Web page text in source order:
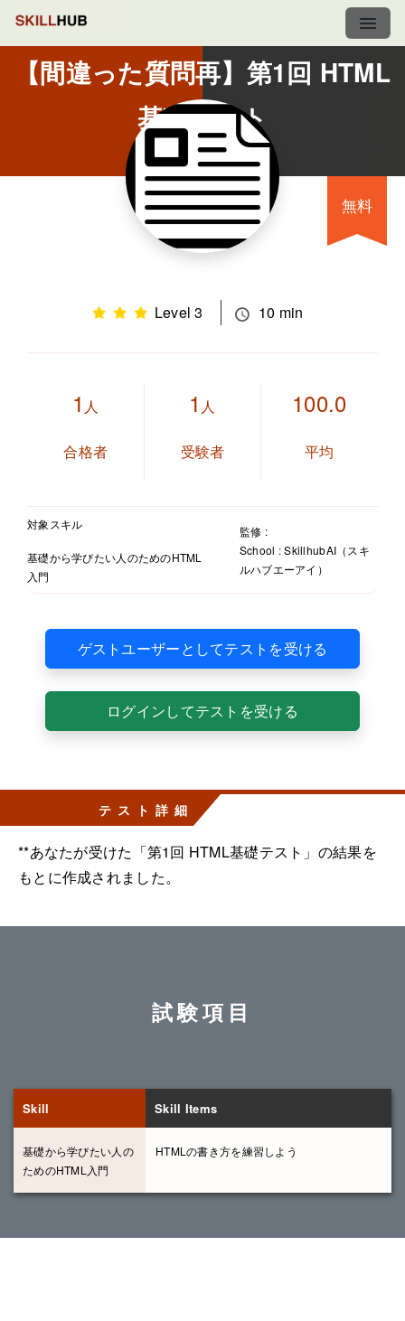
【間違った質問再】第1回 HTML
基礎テスト
無料
Level 3 10 min
1 人
合格者
1 人
受験者
100.0
平均
対象スキル
基礎から学びたい人のためのHTML
入門
監修 :
School : SkillhubAI（スキ
ルハブエーアイ）
ゲストユーザーとしてテストを受ける
ログインしてテストを受ける
テスト詳細
**あなたが受けた「第1回 HTML基礎テスト」の結果を
もとに作成されました。
試験項目
Skill Skill Items
基礎から学びたい人の
ためのHTML入門
HTMLの書き方を練習しよう